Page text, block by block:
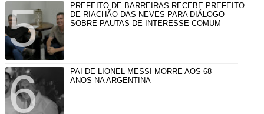
PREFEITO DE BARREIRAS RECEBE PREFEITO
DE RIACHÃO DAS NEVES PARA DIÁLOGO
SOBRE PAUTAS DE INTERESSE COMUM
PAI DE LIONEL MESSI MORRE AOS 68
ANOS NA ARGENTINA